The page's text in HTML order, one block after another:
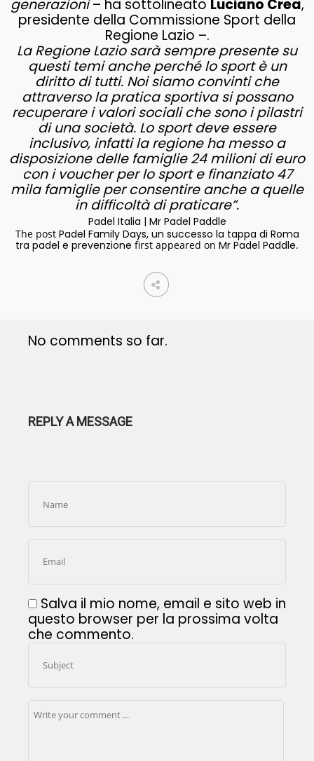
generazioni– ha sottolineato Luciano Crea,
presidente della Commissione Sport della
Regione Lazio –.
La Regione Lazio sarà sempre presente su
questi temi anche perché lo sport è un
diritto di tutti. Noi siamo convinti che
attraverso la pratica sportiva si possano
recuperare i valori sociali che sono i pilastri
di una società. Lo sport deve essere
inclusivo, infatti la regione ha messo a
disposizione delle famiglie 24 milioni di euro
con i voucher per lo sport e finanziato 47
mila famiglie per consentire anche a quelle
in difficoltà di praticare”.
Padel Italia | Mr Padel Paddle
The post Padel Family Days, un successo la tappa di Roma
tra padel e prevenzione first appeared on Mr Padel Paddle.
No comments so far.
REPLY A MESSAGE
Salva il mio nome, email e sito web in
questo browser per la prossima volta
che commento.